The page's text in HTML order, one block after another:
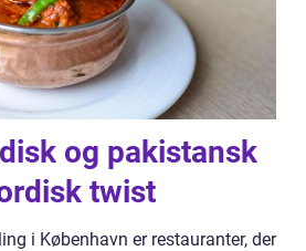
og pakistansk
twist
i København er restauranter, der